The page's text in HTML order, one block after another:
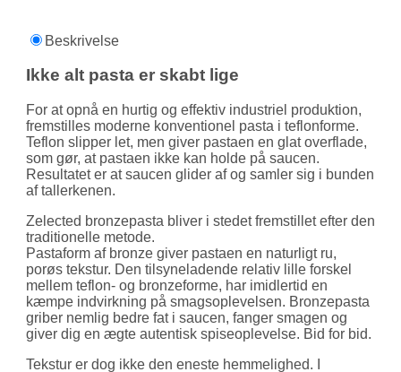
Beskrivelse
Ikke alt pasta er skabt lige
For at opnå en hurtig og effektiv industriel produktion,
fremstilles moderne konventionel pasta i teflonforme.
Teflon slipper let, men giver pastaen en glat overflade,
som gør, at pastaen ikke kan holde på saucen.
Resultatet er at saucen glider af og samler sig i bunden
af tallerkenen.
Zelected bronzepasta bliver i stedet fremstillet efter den
traditionelle metode.
Pastaform af bronze giver pastaen en naturligt ru,
porøs tekstur. Den tilsyneladende relativ lille forskel
mellem teflon- og bronzeforme, har imidlertid en
kæmpe indvirkning på smagsoplevelsen. Bronzepasta
griber nemlig bedre fat i saucen, fanger smagen og
giver dig en ægte autentisk spiseoplevelse. Bid for bid.
Tekstur er dog ikke den eneste hemmelighed. I